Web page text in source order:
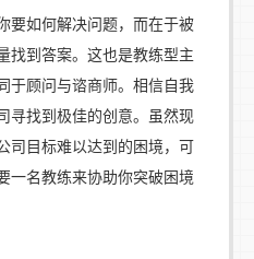
要如何解决问题，而在于被
找到答案。这也是教练型主
于顾问与谘商师。相信自我
寻找到极佳的创意。虽然现
司目标难以达到的困境，可
一名教练来协助你突破困境